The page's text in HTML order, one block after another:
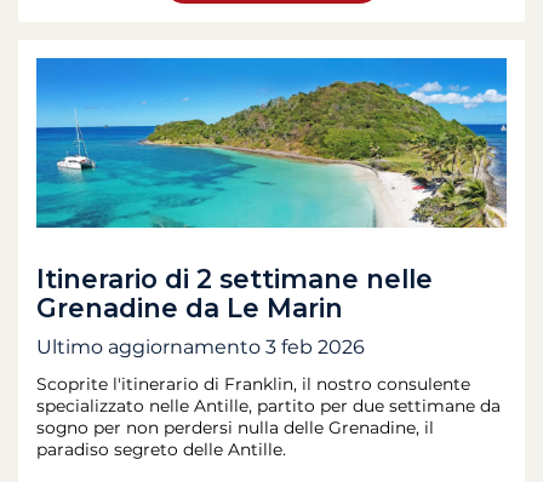
Itinerario di 2 settimane nelle
Grenadine da Le Marin
Ultimo aggiornamento 3 feb 2026
Scoprite l'itinerario di Franklin, il nostro consulente
specializzato nelle Antille, partito per due settimane da
sogno per non perdersi nulla delle Grenadine, il
paradiso segreto delle Antille.